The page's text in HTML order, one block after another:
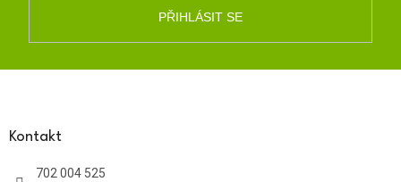
PŘIHLÁSIT SE
Kontakt
702 004 525